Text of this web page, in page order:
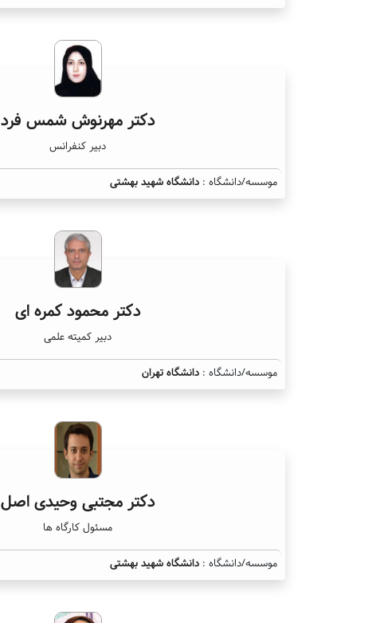
دکتر مهرنوش شمس فرد
دبیر کنفرانس
موسسه/دانشگاه : دانشگاه شهید بهشتی
دکتر محمود کمره ای
دبیر کمیته علمی
موسسه/دانشگاه : دانشگاه تهران
دکتر مجتبی وحیدی اصل
مسئول کارگاه ها
موسسه/دانشگاه : دانشگاه شهید بهشتی